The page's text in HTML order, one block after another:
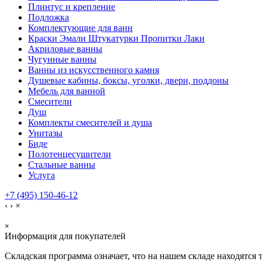
Плинтус и крепление
Подложка
Комплектующие для ванн
Краски Эмали Штукатурки Пропитки Лаки
Акриловые ванны
Чугунные ванны
Ванны из искусственного камня
Душевые кабины, боксы, уголки, двери, поддоны
Мебель для ванной
Смесители
Душ
Комплекты смесителей и душа
Унитазы
Биде
Полотенцесушители
Стальные ванны
Услуга
+7 (495) 150-46-12
‹ › ×
×
Информация для покупателей
Складская программа означает, что на нашем складе